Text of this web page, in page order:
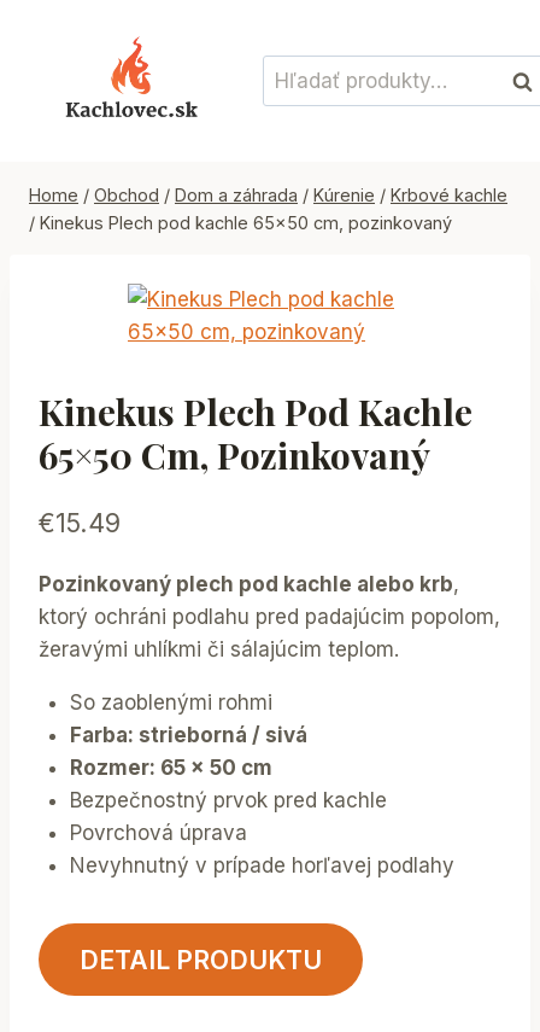
Hľadať:
Home / Obchod / Dom a záhrada / Kúrenie / Krbové kachle
/ Kinekus Plech pod kachle 65×50 cm, pozinkovaný
Kinekus Plech Pod Kachle
65×50 Cm, Pozinkovaný
€15.49
Pozinkovaný plech pod kachle alebo krb,
ktorý ochráni podlahu pred padajúcim popolom,
žeravými uhlíkmi či sálajúcim teplom.
​So zaoblenými rohmi
Farba: strieborná / sivá
Rozmer: 65 x 50 cm
Bezpečnostný prvok pred kachle
Povrchová úprava
Nevyhnutný v prípade horľavej podlahy
DETAIL PRODUKTU